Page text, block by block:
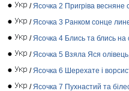
/ Ясочка 2 Пригріва весняне
/ Ясочка 3 Ранком сонце лине
/ Ясочка 4 Блись та блись на
/ Ясочка 5 Взяла Яся
/ Ясочка 6 Шерехате і
/ Ясочка 7 Пухнастий та